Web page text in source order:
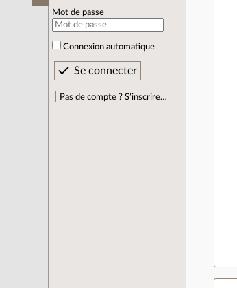
Mot de passe
Connexion automatique
Pas de compte ? S’inscrire…